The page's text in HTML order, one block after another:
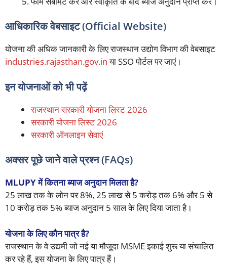
आधिकारिक वेबसाइट (Official Website)
योजना की अधिक जानकारी के लिए राजस्थान उद्योग विभाग की वेबसाइट
industries.rajasthan.gov.inया SSO पोर्टल पर जाएं।
इन योजनाओं को भी पढ़ें
राजस्थान सरकारी योजना लिस्ट 2026
सरकारी योजना लिस्ट 2026
सरकारी ऑनलाइन सेवाएं
अक्सर पूछे जाने वाले प्रश्न (FAQs)
MLUPY में कितना ब्याज अनुदान मिलता है?
25 लाख तक के लोन पर 8%, 25 लाख से 5 करोड़ तक 6% और 5 से
10 करोड़ तक 5% ब्याज अनुदान 5 साल के लिए दिया जाता है।
योजना के लिए कौन पात्र है?
राजस्थान के वे उद्यमी जो नई या मौजूदा MSME इकाई शुरू या संचालित
कर रहे हैं, इस योजना के लिए पात्र हैं।